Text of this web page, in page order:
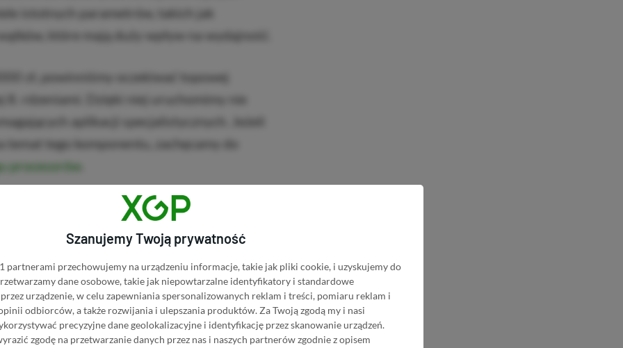
Szanujemy Twoją prywatność
partnerami przechowujemy na urządzeniu informacje, takie jak pliki cookie, i uzyskujemy do
dane osobowe, takie jak niepowtarzalne identyfikatory i standardowe
urządzenie, w celu zapewniania spersonalizowanych reklam i treści, pomiaru reklam i
odbiorców, a także rozwijania i ulepszania produktów. Za Twoją zgodą my i nasi
precyzyjne dane geolokalizacyjne i identyfikację przez skanowanie urządzeń.
zgodę na przetwarzanie danych przez nas i naszych partnerów zgodnie z opisem
istotnych parametrów, takich jak
które mają duży wpływ na wydajność.
zł, powinniśmy oczekiwać topowej
8. rdzeniami. Dzięki niej uruchomimy nie
aplikacji specjalistycznych. Jeżeli
temat tego komponentu, zachęcamy do
procesorów
specyfikacji jest karta graficzna
Tak jak procesor, wykonuje ona wiele
z przetwarzaniem i wyświetlaniem
podzespołu w największej mierze zależy
animacji na sekundę.